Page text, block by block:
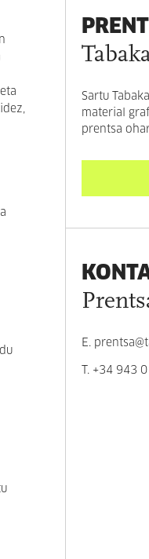
Sartu
material
prentsa
E.
T. +34 943